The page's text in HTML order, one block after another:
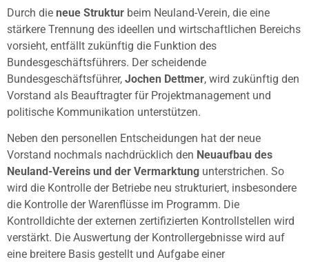
Durch die neue Struktur beim Neuland-Verein, die eine
stärkere Trennung des ideellen und wirtschaftlichen Bereichs
vorsieht, entfällt zukünftig die Funktion des
Bundesgeschäftsführers. Der scheidende
Bundesgeschäftsführer, Jochen Dettmer, wird zukünftig den
Vorstand als Beauftragter für Projektmanagement und
politische Kommunikation unterstützen.
Neben den personellen Entscheidungen hat der neue
Vorstand nochmals nachdrücklich den Neuaufbau des
Neuland-Vereins und der Vermarktung unterstrichen. So
wird die Kontrolle der Betriebe neu strukturiert, insbesondere
die Kontrolle der Warenflüsse im Programm. Die
Kontrolldichte der externen zertifizierten Kontrollstellen wird
verstärkt. Die Auswertung der Kontrollergebnisse wird auf
eine breitere Basis gestellt und Aufgabe einer